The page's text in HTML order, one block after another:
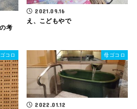
考
2021.09.16
え、こどもやで
コロ 母ゴコロ
2022.01.12